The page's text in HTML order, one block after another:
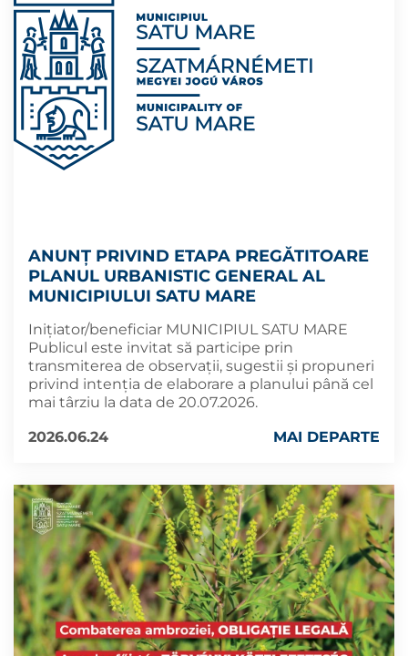
ANUNŢ PRIVIND ETAPA PREGĂTITOARE
PLANUL URBANISTIC GENERAL AL
MUNICIPIULUI SATU MARE
Inițiator/beneficiar MUNICIPIUL SATU MARE
Publicul este invitat să participe prin
transmiterea de observaţii, sugestii şi propuneri
privind intenţia de elaborare a planului până cel
mai târziu la data de 20.07.2026.
2026.06.24
MAI DEPARTE